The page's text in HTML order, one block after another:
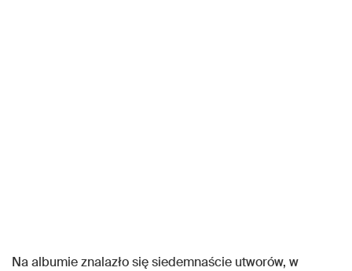
Na albumie znalazło się siedemnaście utworów, w